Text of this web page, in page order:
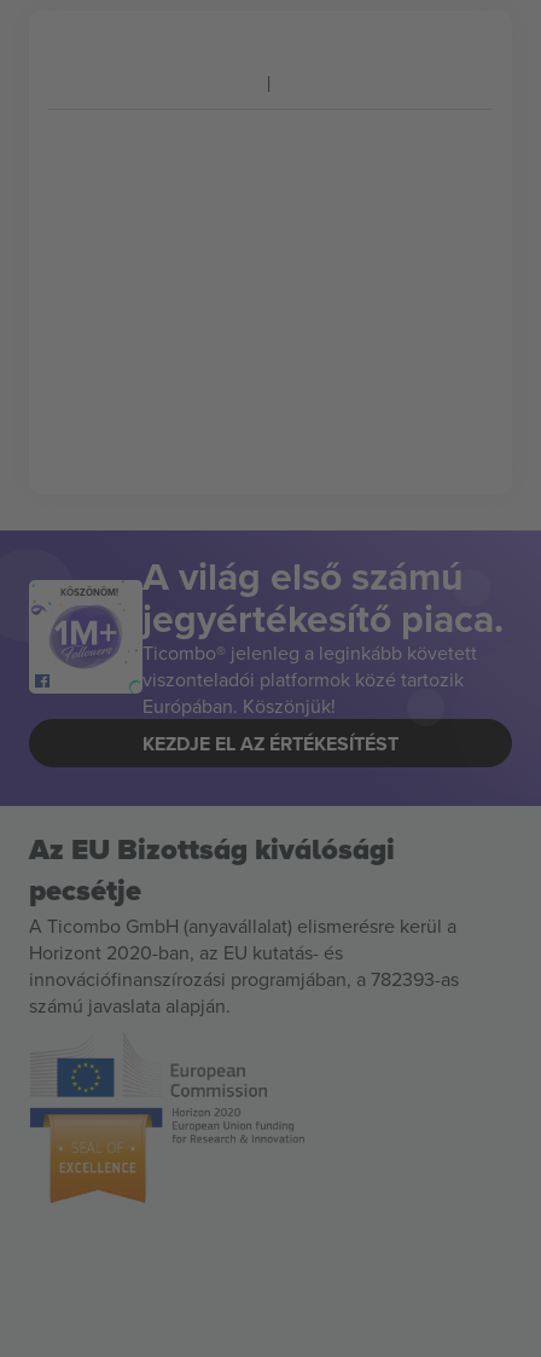
KÖSZÖNÖM! A világ első számú
jegyértékesítő piaca.
Ticombo® jelenleg a leginkább követett
viszonteladói platformok közé tartozik
Európában. Köszönjük!
KEZDJE EL AZ ÉRTÉKESÍTÉST
Az EU Bizottság kiválósági
pecsétje
A Ticombo GmbH (anyavállalat) elismerésre kerül a
Horizont 2020-ban, az EU kutatás- és
innovációfinanszírozási programjában, a 782393-as
számú javaslata alapján.